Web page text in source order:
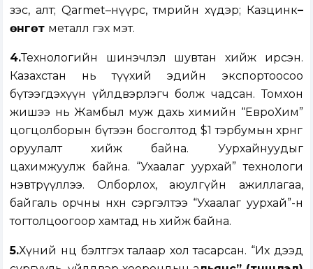
зэс, алт; Qarmet–нүүрс, төмрийн хүдэр; Казцинк–
өнгөт металл гэх мэт.
4.Технологийн шинэчлэл шувтан хийж ирсэн.
Казахстан нь түүхий эдийн экспортоосоо
бүтээгдэхүүн үйлдвэрлэгч болж чадсан. Томхон
жишээ нь Жамбыл муж дахь химийн “ЕвроХим”
цогцолборын бүтээн босголтод $1 тэрбумын хөрөнгө
оруулалт хийж байна. Уурхайнуудыг
цахимжуулж байна. “Ухаалаг уурхай” технологи
нэвтрүүллээ. Олборлох, аюулгүйн ажиллагаа,
байгаль орчны нөхөн сэргэлтээ “Ухаалаг уурхай”-н
тогтолцоогоор хамтад нь хийж байна.
5.Хүний нөөцөө бэлтгэх талаар хол тасарсан. “Их дээд